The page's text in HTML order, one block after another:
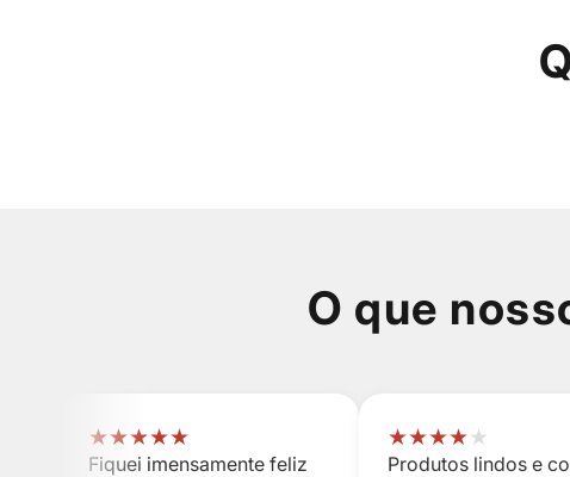
O que
★★★★★
Fiquei imensamente feliz
★★★★★
Produtos lindos e